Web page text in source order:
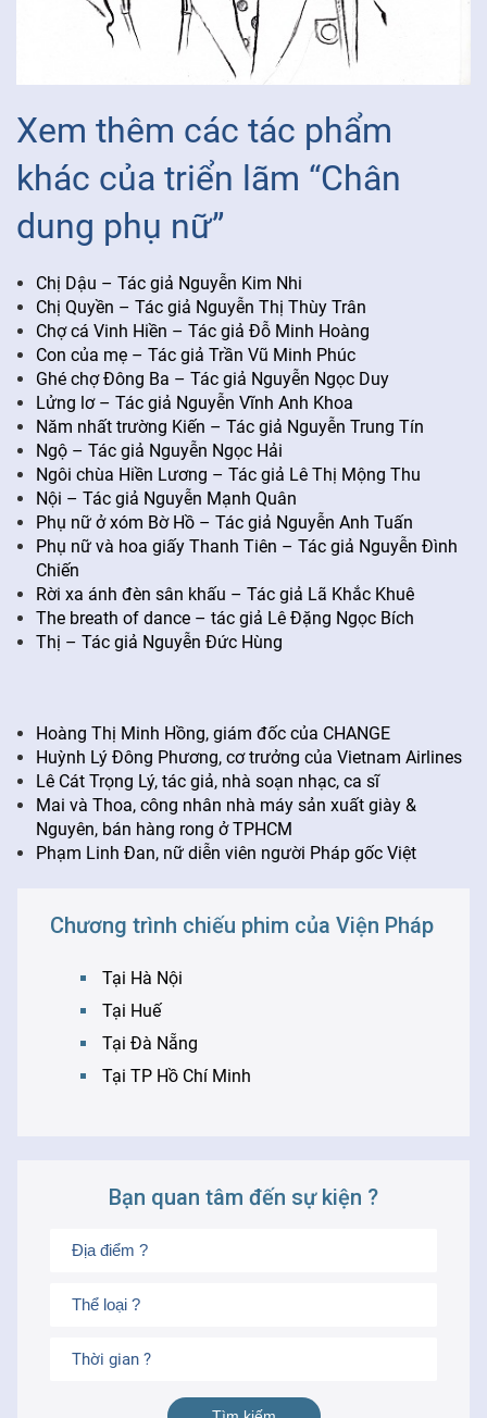
Xem thêm các tác phẩm
khác của triển lãm “Chân
dung phụ nữ”
Chị Dậu – Tác giả Nguyễn Kim Nhi
Chị Quyền – Tác giả Nguyễn Thị Thùy Trân
Chợ cá Vinh Hiền – Tác giả Đỗ Minh Hoàng
Con của mẹ – Tác giả Trần Vũ Minh Phúc
Ghé chợ Đông Ba – Tác giả Nguyễn Ngọc Duy
Lửng lơ – Tác giả Nguyễn Vĩnh Anh Khoa
Năm nhất trường Kiến – Tác giả Nguyễn Trung Tín
Ngộ – Tác giả Nguyễn Ngọc Hải
Ngôi chùa Hiền Lương – Tác giả Lê Thị Mộng Thu
Nội – Tác giả Nguyễn Mạnh Quân
Phụ nữ ở xóm Bờ Hồ – Tác giả Nguyễn Anh Tuấn
Phụ nữ và hoa giấy Thanh Tiên – Tác giả Nguyễn Đình
Chiến
Rời xa ánh đèn sân khấu – Tác giả Lã Khắc Khuê
The breath of dance – tác giả Lê Đặng Ngọc Bích
Thị – Tác giả Nguyễn Đức Hùng
Hoàng Thị Minh Hồng, giám đốc của CHANGE
Huỳnh Lý Đông Phương, cơ trưởng của Vietnam Airlines
Lê Cát Trọng Lý, tác giả, nhà soạn nhạc, ca sĩ
Mai và Thoa, công nhân nhà máy sản xuất giày &
Nguyên, bán hàng rong ở TPHCM
Phạm Linh Đan, nữ diễn viên người Pháp gốc Việt
Chương trình chiếu phim của Viện Pháp
Tại Hà Nội
Tại Huế
Tại Đà Nẵng
Tại TP Hồ Chí Minh
Bạn quan tâm đến sự kiện ?
Thời gian ?